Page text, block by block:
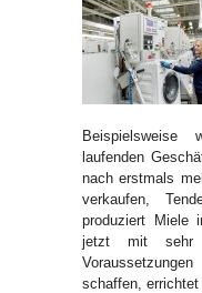
Beispielsweise
laufenden
nach erstmals
verkaufen,
produziert Miele
jetzt mit sehr
schaffen,